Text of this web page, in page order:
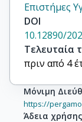
Επιστήμες
DOI
10.12890/
Τελευταία
πριν από 4
Μόνιμη
https://
Άδεια χρήσης